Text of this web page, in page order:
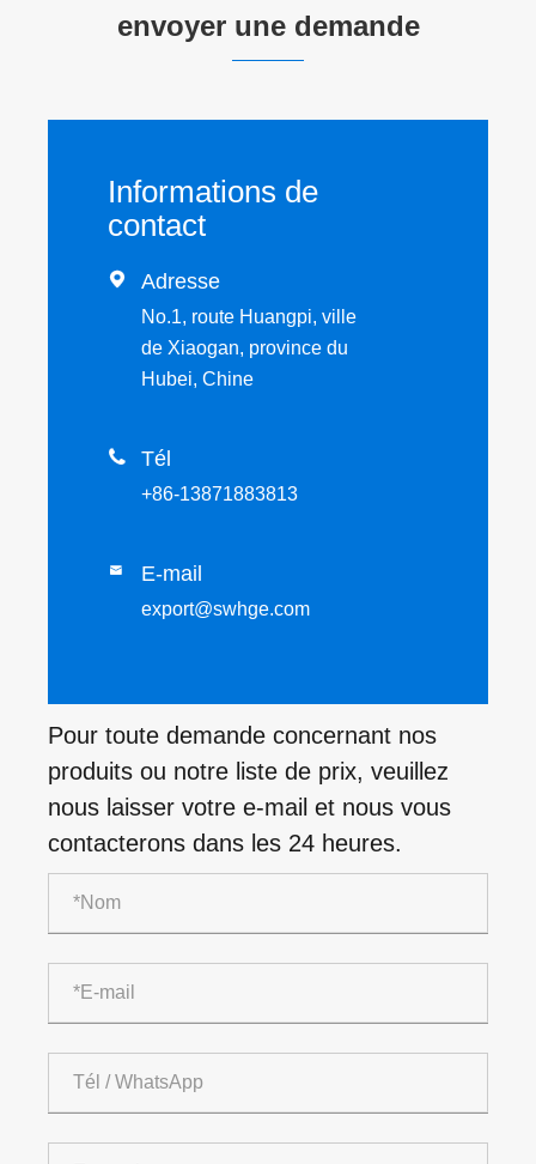
envoyer une demande
Informations de
contact
 Adresse
No.1, route Huangpi, ville
de Xiaogan, province du
Hubei, Chine
 Tél
+86-13871883813
 E-mail
export@swhge.com
Pour toute demande concernant nos
produits ou notre liste de prix, veuillez
nous laisser votre e-mail et nous vous
contacterons dans les 24 heures.